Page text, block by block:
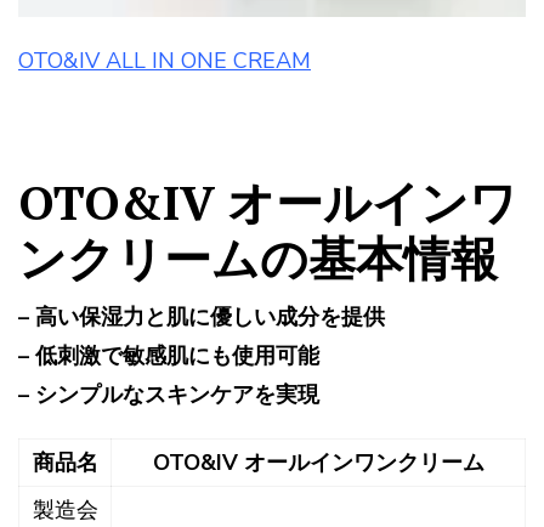
OTO&IV ALL IN ONE CREAM
OTO&IV オールインワ
ンクリームの基本情報
– 高い保湿力と肌に優しい成分を提供
– 低刺激で敏感肌にも使用可能
– シンプルなスキンケアを実現
商品名
OTO&IV オールインワンクリーム
製造会